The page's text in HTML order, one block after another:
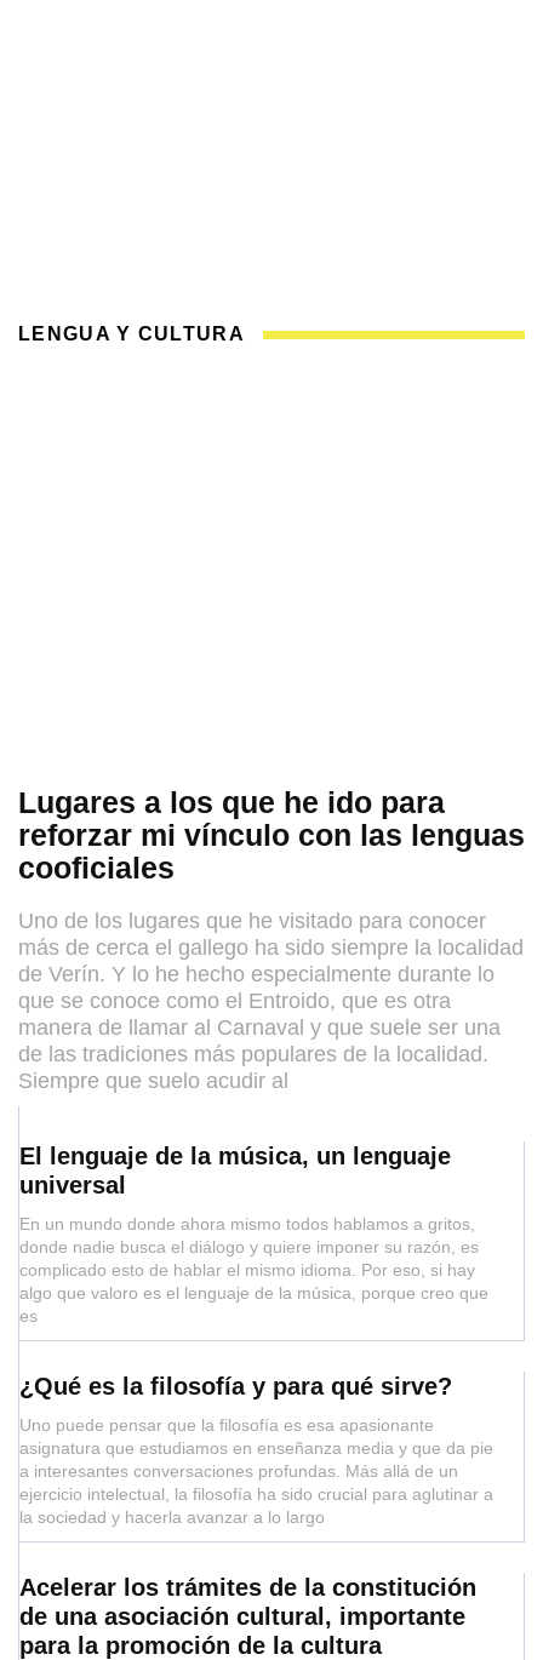
LENGUA Y CULTURA
Lugares a los que he ido para
reforzar mi vínculo con las lenguas
cooficiales
Uno de los lugares que he visitado para conocer
más de cerca el gallego ha sido siempre la localidad
de Verín. Y lo he hecho especialmente durante lo
que se conoce como el Entroido, que es otra
manera de llamar al Carnaval y que suele ser una
de las tradiciones más populares de la localidad.
Siempre que suelo acudir al
El lenguaje de la música, un lenguaje
universal
En un mundo donde ahora mismo todos hablamos a gritos,
donde nadie busca el diálogo y quiere imponer su razón, es
complicado esto de hablar el mismo idioma. Por eso, si hay
algo que valoro es el lenguaje de la música, porque creo que
es
¿Qué es la filosofía y para qué sirve?
Uno puede pensar que la filosofía es esa apasionante
asignatura que estudiamos en enseñanza media y que da pie
a interesantes conversaciones profundas. Más allá de un
ejercicio intelectual, la filosofía ha sido crucial para aglutinar a
la sociedad y hacerla avanzar a lo largo
Acelerar los trámites de la constitución
de una asociación cultural, importante
para la promoción de la cultura